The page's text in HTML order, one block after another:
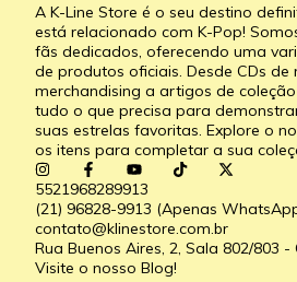
A K-Line Store é o seu destino
está relacionado com K-Pop!
fãs dedicados, oferecendo uma
de produtos oficiais. Desde CDs de
merchandising a artigos de
tudo o que precisa para
suas estrelas favoritas. Explore o
os itens para completar a sua
5521968289913
(21) 96828-9913 (Apenas
contato@klinestore.com.br
Rua Buenos Aires, 2, Sala 802/803 -
Visite o nosso Blog!